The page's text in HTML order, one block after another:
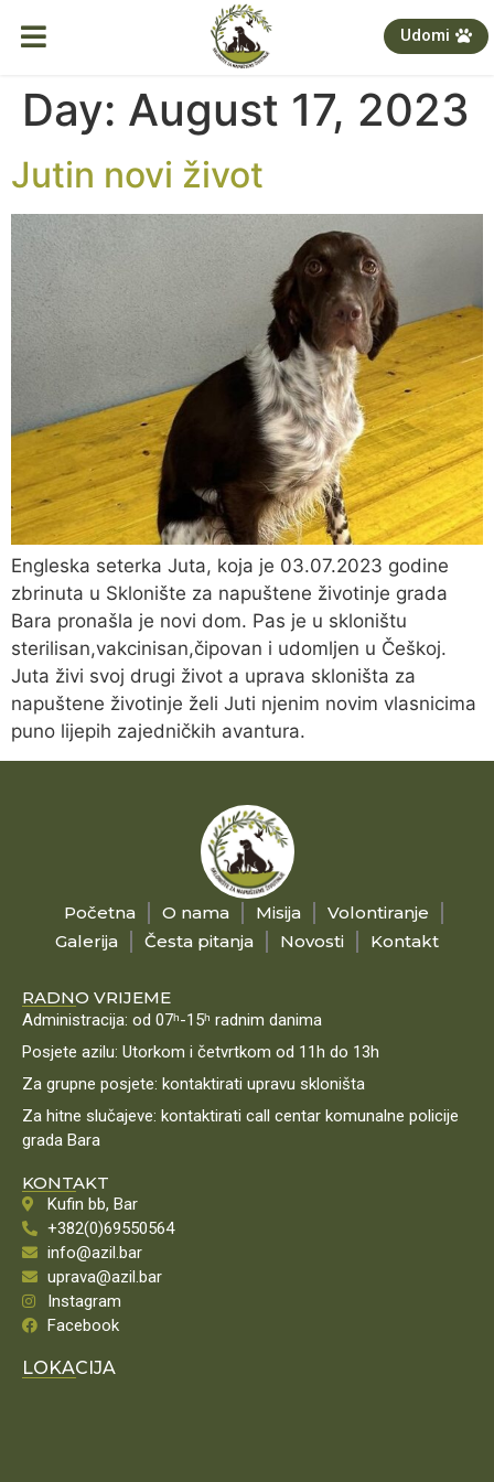
Udomi
Day: August 17, 2023
Jutin novi život
Engleska seterka Juta, koja je 03.07.2023 godine
zbrinuta u Sklonište za napuštene životinje grada
Bara pronašla je novi dom. Pas je u skloništu
sterilisan,vakcinisan,čipovan i udomljen u Češkoj.
Juta živi svoj drugi život a uprava skloništa za
napuštene životinje želi Juti njenim novim vlasnicima
puno lijepih zajedničkih avantura.
Početna O nama Misija
Volontiranje
Galerija
Česta pitanja Novosti Kontakt
RADNO VRIJEME
Administracija: od 07ʰ-15ʰ radnim danima
Posjete azilu: Utorkom i četvrtkom od 11h do 13h
Za grupne posjete: kontaktirati upravu skloništa
Za hitne slučajeve: kontaktirati call centar komunalne policije
grada Bara
KONTAKT
Kufin bb, Bar
+382(0)69550564
info@azil.bar
uprava@azil.bar
Instagram
Facebook
LOKACIJA